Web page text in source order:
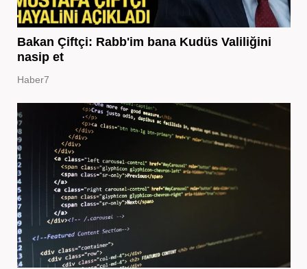
Bakan Çiftçi: Rabb'im bana Kudüs Valiliğini
nasip et
Haber7